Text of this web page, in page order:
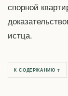
спорной
истца.
К СОДЕРЖАНИЮ ↑